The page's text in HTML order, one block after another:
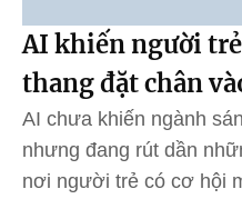
AI khiến người
thang đặt chân
AI chưa khiến ngành
nhưng đang rút dần
nơi người trẻ có cơ hội